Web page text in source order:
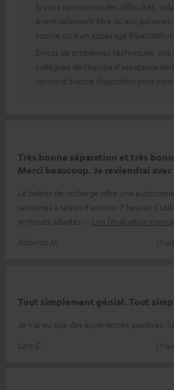
Si vous rencontrez des difficultés,
éventuellement être dû aux
source ou à un appairage Bluetooth
En cas de problèmes techniques,
collègues de l'équipe d'assistance
tiennent à votre disposition pour vous
Très bonne séparation et très
Merci beaucoup. Je reviendrai
Le boîtier de recharge offre une
semaines à raison d'environ 2 heures
embouts adaptés
Lire l’évaluation
Roberto M.
Tout simplement génial. Tout
Je n'ai eu que des expériences positives.
Lars C.